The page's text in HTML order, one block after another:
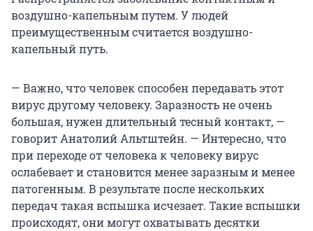
воздушно-капельным путем. У людей
преимущественным считается воздушно-
капельный путь.
— Важно, что человек способен передавать этот
вирус другому человеку. Заразность не очень
большая, нужен длительный тесный контакт, —
говорит Анатолий Альтштейн. — Интересно, что
при переходе от человека к человеку вирус
ослабевает и становится менее заразным и менее
патогенным. В результате после нескольких
передач такая вспышка исчезает. Такие вспышки
происходят, они могут охватывать десятки